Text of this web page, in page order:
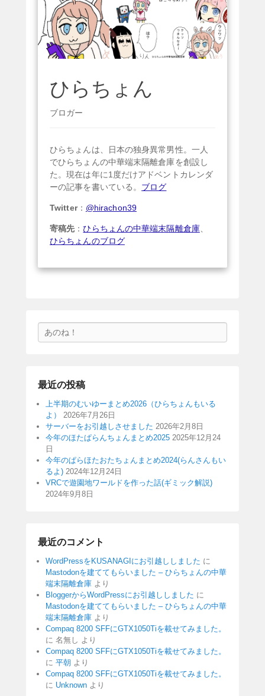
ひらちょん
ブロガー
ひらちょんは、日本の独身異常男性。一人
でひらちょんの中華端末隔離倉庫を創設し
た。現在は年に1度だけアドベントカレンダ
ーの記事を書いている。 ブログ
Twitter： @hirachon39
寄稿先 ：ひらちょんの中華端末隔離倉庫、
ひらちょんのブログ
索
最近の投稿
上半期のむいゆーまとめ2026（ひらちょんもいる
よ）
2026年7月26日
サーバーをお引越しさせました 2026年2月8日
今年のほたぱらんちょんまとめ2025 2025年12月24
日
今年のぱらほたおたちょんまとめ2024(らんさんもい
るよ) 2024年12月24日
VRCで遊園地ワールドを作った話(ギミック解説)
2024年9月8日
最近のコメント
WordPressをKUSANAGIにお引越ししました に
Mastodonを建ててもらいました – ひらちょんの中華
端末隔離倉庫 より
BloggerからWordPressにお引越ししました に
Mastodonを建ててもらいました – ひらちょんの中華
端末隔離倉庫 より
Compaq 8200 SFFにGTX1050Tiを載せてみました。
に 名無し より
Compaq 8200 SFFにGTX1050Tiを載せてみました。
に 平朝 より
Compaq 8200 SFFにGTX1050Tiを載せてみました。
に Unknown より